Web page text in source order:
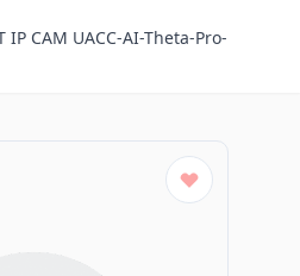
IP CAM UACC-AI-Theta-Pro-